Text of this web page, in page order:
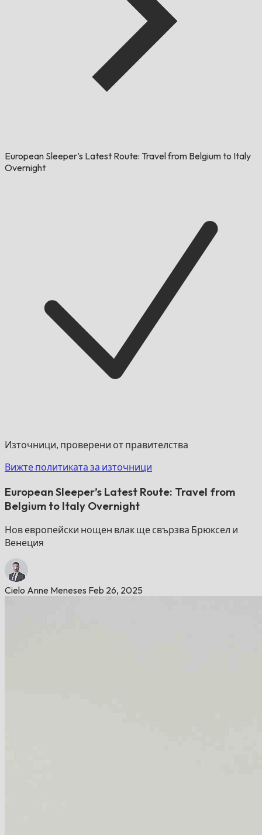
European Sleeper’s Latest Route: Travel from Belgium to Italy
Overnight
Източници, проверени от правителства
Вижте политиката за източници
European Sleeper’s Latest Route: Travel from
Belgium to Italy Overnight
Нов европейски нощен влак ще свързва Брюксел и
Венеция
Cielo Anne Meneses Feb 26, 2025